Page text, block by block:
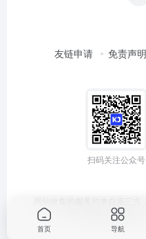
友链申请 免责声明
扫码关注公众号
量，避免上当受骗！
首页 导航